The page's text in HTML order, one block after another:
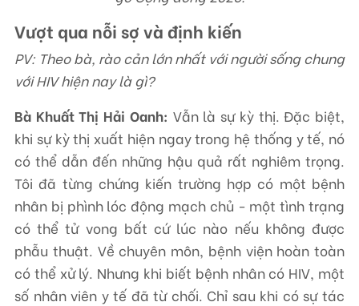
Vượt qua nỗi sợ và định kiến
PV: Theo bà, rào cản lớn nhất với người sống chung
với HIV hiện nay là gì?
Bà Khuất Thị Hải Oanh: Vẫn là sự kỳ thị. Đặc biệt,
khi sự kỳ thị xuất hiện ngay trong hệ thống y tế, nó
có thể dẫn đến những hậu quả rất nghiêm trọng.
Tôi đã từng chứng kiến trường hợp có một bệnh
nhân bị phình lóc động mạch chủ - một tình trạng
có thể tử vong bất cứ lúc nào nếu không được
phẫu thuật. Về chuyên môn, bệnh viện hoàn toàn
có thể xử lý. Nhưng khi biết bệnh nhân có HIV, một
số nhân viên y tế đã từ chối. Chỉ sau khi có sự tác